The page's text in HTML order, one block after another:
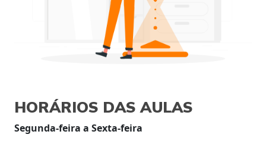
HORÁRIOS DAS AULAS
Segunda-feira a Sexta-feira